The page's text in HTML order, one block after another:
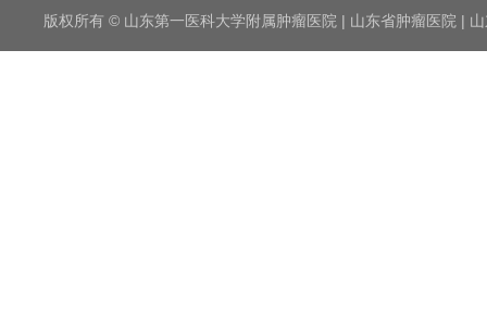
版权所有 © 山东第一医科大学附属肿瘤医院 | 山东省肿瘤医院 |